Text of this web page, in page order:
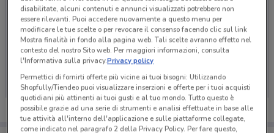
Ci dispiace, al momento non abbiamo pubblicato
volantini nella tua zona. Riprova più tardi.
disabilitate, alcuni contenuti e annunci visualizzati potrebbero non
essere rilevanti. Puoi accedere nuovamente a questo menu per
modificare le tue scelte o per revocare il consenso facendo clic sul link
Mostra finalità in fondo alla pagina web. Tali scelte avranno effetto nel
contesto del nostro Sito web. Per maggiori informazioni, consulta
l'Informativa sulla privacy.Privacy policy
Permettici di fornirti offerte più vicine ai tuoi bisogni: Utilizzando
Shopfully/Tiendeo puoi visualizzare inserzioni e offerte per i tuoi acquisti
quotidiani più attinenti ai tuoi gusti e al tuo mondo. Tutto questo è
possibile grazie ad una serie di strumenti e analisi effettuate in base alle
tue attività all'interno dell'applicazione e sulle piattaforme collegate,
come indicato nel paragrafo 2 della Privacy Policy. Per fare questo,